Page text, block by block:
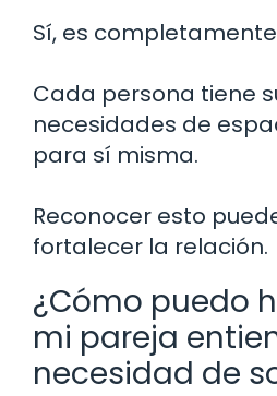
Sí, es
Cada persona tiene
necesidades de
para sí misma.
Reconocer esto
fortalecer la relación.
¿Cómo puedo
mi pareja
necesidad de